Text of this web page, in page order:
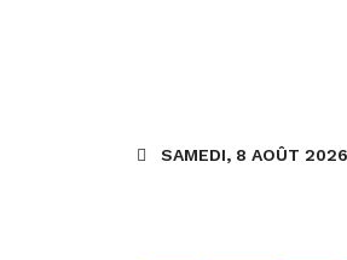
SAMEDI, 8 AOÛT
Dynamics_365 25 Fév 2021 0